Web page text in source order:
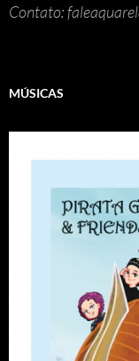
Contato:
MÚSICAS